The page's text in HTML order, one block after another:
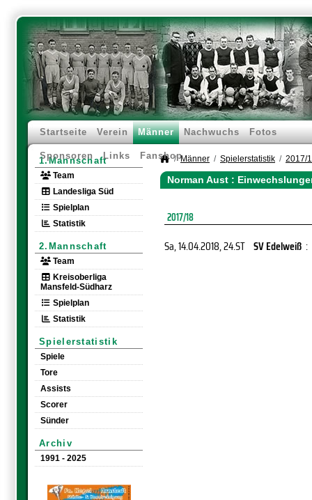
Startseite Verein Männer Nachwuchs Fotos
Sponsoren Links Fanshop
1.Mannschaft
Team
Landesliga Süd
Spielplan
Statistik
2.Mannschaft
Team
Kreisoberliga
Mansfeld-Südharz
Spielplan
Statistik
Spielerstatistik
Spiele
Tore
Assists
Scorer
Sünder
Archiv
1991 - 2025
Männer Spielerstatistik 2017/
Norman Aust :
2017/18
Sa, 14.04.2018, 24.ST SV Edelweiß :